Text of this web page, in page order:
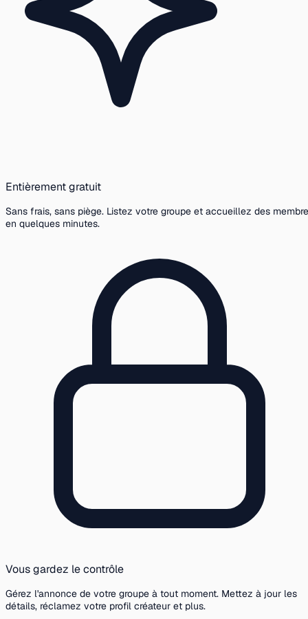
Entièrement gratuit
Sans frais, sans piège. Listez votre groupe et accueillez des
en quelques minutes.
Vous gardez le contrôle
Gérez l'annonce de votre groupe à tout moment. Mettez à jour les
détails, réclamez votre profil créateur et plus.